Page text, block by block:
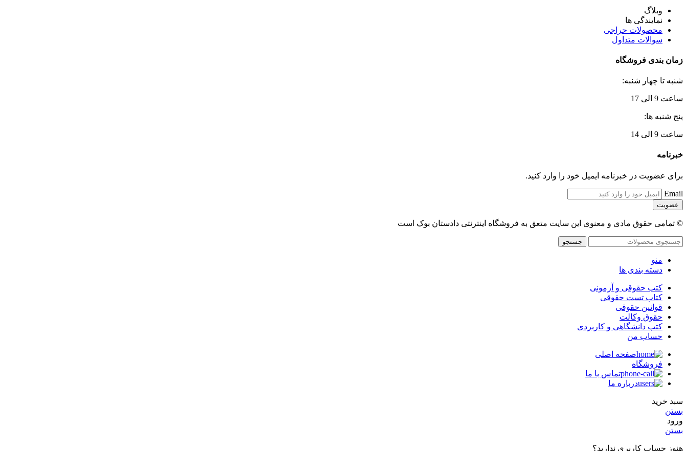
وبلاگ
نمایندگی ها
محصولات حراجی
سوالات متداول
زمان بندی فروشگاه
شنبه تا چهار شنبه:
ساعت 9 الی 17
پنج شنبه ها:
ساعت 9 الی 14
خبرنامه
برای عضویت در خبرنامه ایمیل خود را وارد کنید.
Email
© تمامی حقوق مادی و معنوی این سایت متعق به فروشگاه اینترنتی دادستان بوک است
جستجو
منو
دسته بندی ها
کتب حقوقی و آزمونی
کتاب تست حقوقی
قوانین حقوقی
حقوق وکالت
کتب دانشگاهی و کاربردی
حساب من
صفحه اصلی
فروشگاه
تماس با ما
درباره ما
سبد خرید
بستن
ورود
بستن
هنوز حساب کاربری ندارید؟